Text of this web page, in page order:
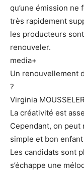
qu’une émission ne
très rapidement
les producteurs
renouveler.
media+
Un renouvellement
?
Virginia MOUSSELER
La créativité est
Cependant, on peut
simple et bon
Les candidats sont
s’échappe une